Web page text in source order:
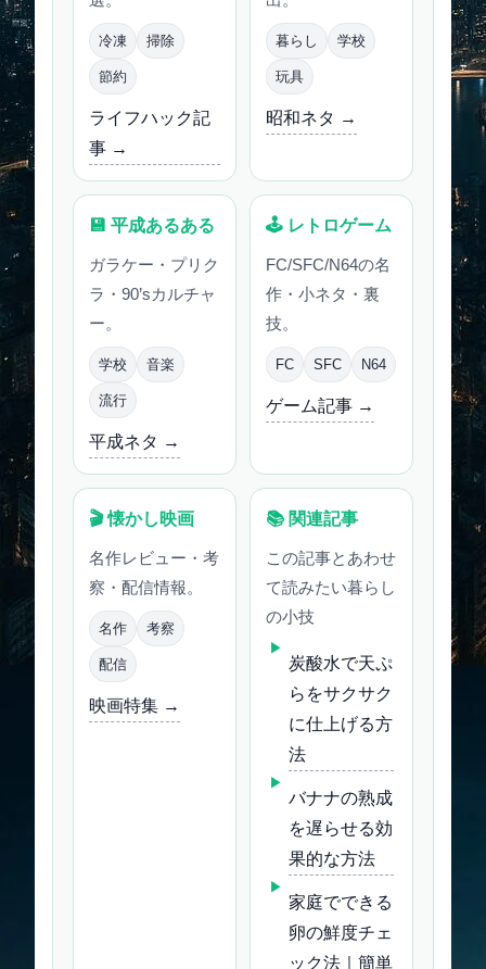
冷凍 掃除
節約
ライフハック記
事 →
暮らし 学校
玩具
昭和ネタ →
💾 平成あるある
ガラケー・プリク
ラ・90’sカルチャ
ー。
学校 音楽
流行
平成ネタ →
🕹 レトロゲーム
FC/SFC/N64の名
作・小ネタ・裏
技。
FC SFC N64
ゲーム記事 →
🎬 懐かし映画
名作レビュー・考
察・配信情報。
名作 考察
配信
映画特集 →
📚 関連記事
この記事とあわせ
て読みたい暮らし
の小技
炭酸水で天ぷ
らをサクサク
に仕上げる方
法
バナナの熟成
を遅らせる効
果的な方法
家庭でできる
卵の鮮度チェ
ック法｜簡単